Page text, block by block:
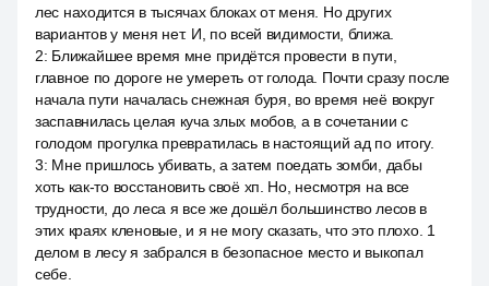
лес находится в тысячах блоках от меня. Но других
вариантов у меня нет. И, по всей видимости, ближа.
2: Ближайшее время мне придётся провести в пути,
главное по дороге не умереть от голода. Почти сразу после
начала пути началась снежная буря, во время неё вокруг
заспавнилась целая куча злых мобов, а в сочетании с
голодом прогулка превратилась в настоящий ад по итогу.
3: Мне пришлось убивать, а затем поедать зомби, дабы
хоть как-то восстановить своё хп. Но, несмотря на все
трудности, до леса я все же дошёл большинство лесов в
этих краях кленовые, и я не могу сказать, что это плохо. 1
делом в лесу я забрался в безопасное место и выкопал
себе.